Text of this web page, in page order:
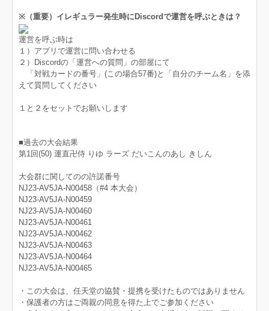
※（重要）イレギュラー発生時にDiscordで運営を呼ぶときは？
運営を呼ぶ時は
１）アプリで運営に問い合わせる
２）Discordの「運営への質問」の部屋にて
「対戦カードの番号」(この場合57番)と「自分のチーム名」を添
えて質問してください
１と２をセットでお願いします
■過去の大会結果
第1回(50) 運直卍侍 りゆ ラーズ だいこんのあし きしん
大会群に関してのの許諾番号
NJ23-AV5JA-N00458（#4 本大会）
NJ23-AV5JA-N00459
NJ23-AV5JA-N00460
NJ23-AV5JA-N00461
NJ23-AV5JA-N00462
NJ23-AV5JA-N00463
NJ23-AV5JA-N00464
NJ23-AV5JA-N00465
・この大会は、任天堂の協賛・提携を受けたものではありません
・保護者の方はご両親の同意を得た上でご参加ください